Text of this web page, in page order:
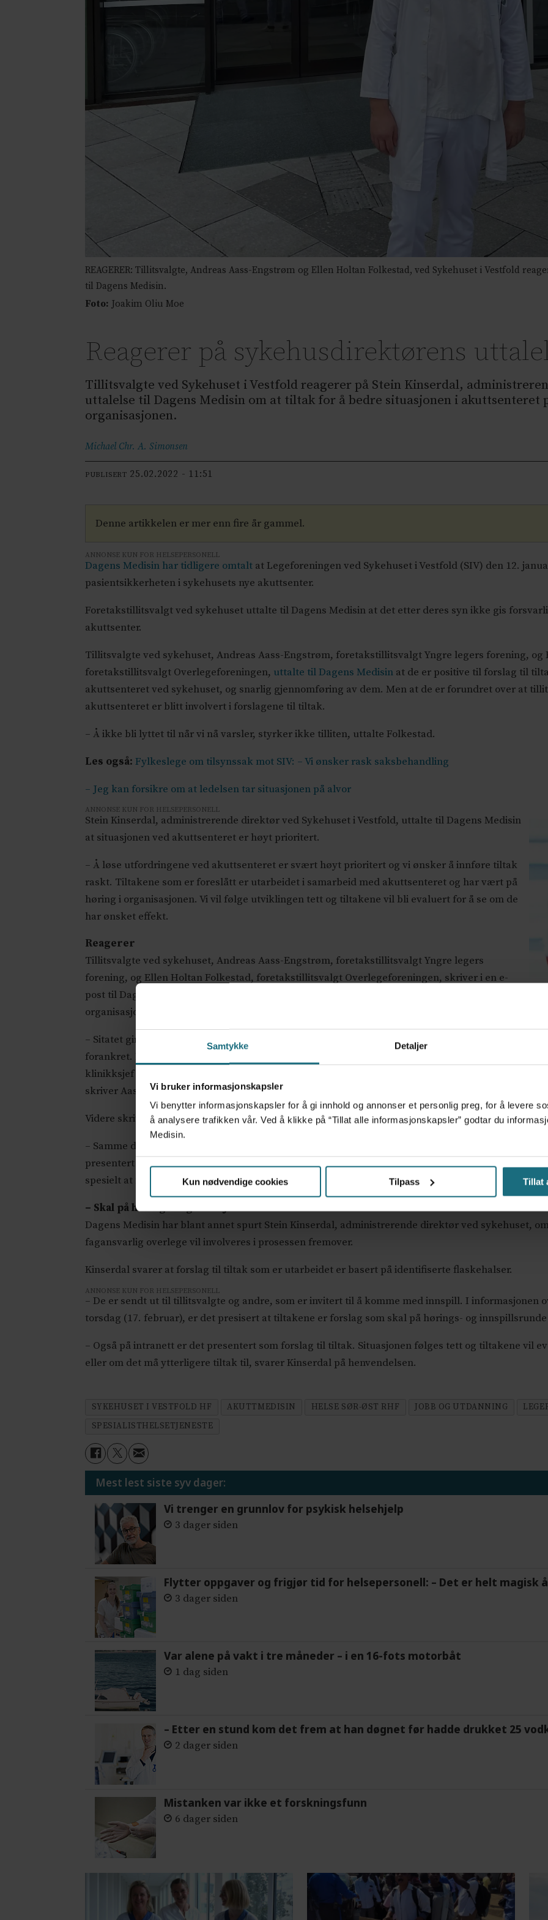
Samtykke Detaljer
Vi bruker informasjonskapsler
Vi benytter informasjonskapsler for å gi innhold og annonser et personlig preg, for å levere
å analysere trafikken vår. Ved å klikke på “Tillat alle informasjonskapsler” godtar du
Medisin.
Kun nødvendige cookies Tilpass Tillat
REAGERER: Tillitsvalgte, Andreas Aass-Engstrøm og Ellen Holtan Folkestad, ved Sykehuset i Vestfold
til Dagens Medisin.
Foto: Joakim Oliu Moe
Reagerer på sykehusdirektørens
Tillitsvalgte ved Sykehuset i Vestfold reagerer på Stein Kinserdal,
uttalelse til Dagens Medisin om at tiltak for å bedre situasjonen i akuttsenteret
organisasjonen.
Michael Chr. A. Simonsen
PUBLISERT 25.02.2022 - 11:51
Denne artikkelen er mer enn fire år gammel.
ANNONSE KUN FOR HELSEPERSONELL
Dagens Medisin har tidligere omtalt at Legeforeningen ved Sykehuset i Vestfold (SIV) den 12.
pasientsikkerheten i sykehusets nye akuttsenter.
Foretakstillitsvalgt ved sykehuset uttalte til Dagens Medisin at det etter deres syn ikke gis
akuttsenter.
Tillitsvalgte ved sykehuset, Andreas Aass-Engstrøm, foretakstillitsvalgt Yngre legers forening, og
foretakstillitsvalgt Overlegeforeningen, uttalte til Dagens Medisin at de er positive til forslag til
akuttsenteret ved sykehuset, og snarlig gjennomføring av dem. Men at de er forundret over at
akuttsenteret er blitt involvert i forslagene til tiltak.
– Å ikke bli lyttet til når vi nå varsler, styrker ikke tilliten, uttalte Folkestad.
Les også:Fylkeslege om tilsynssak mot SIV: – Vi ønsker rask saksbehandling
– Jeg kan forsikre om at ledelsen tar situasjonen på alvor
ANNONSE KUN FOR HELSEPERSONELL
Stein Kinserdal, administrerende direktør ved Sykehuset i Vestfold, uttalte til Dagens Medisin
at situasjonen ved akuttsenteret er høyt prioritert.
– Å løse utfordringene ved akuttsenteret er svært høyt prioritert og vi ønsker å innføre tiltak
raskt. Tiltakene som er foreslått er utarbeidet i samarbeid med akuttsenteret og har vært på
høring i organisasjonen. Vi vil følge utviklingen tett og tiltakene vil bli evaluert for å se om de
har ønsket effekt.
Reagerer
Tillitsvalgte ved sykehuset, Andreas Aass-Engstrøm, foretakstillitsvalgt Yngre legers
forening, og Ellen Holtan Folkestad, foretakstillitsvalgt Overlegeforeningen, skriver i en e-
post til Dagens Medisin at det ikke medfører riktighet at tiltakene har vært på høring i
organisasjonen.
– Sitatet gir inntrykk av at tiltakende har vært på høring, og at det som presenteres er bredt
forankret. Klinikkledelsen forslag til tiltakspakke ble sendt ut torsdag sist uke, hvor
klinikksjef i den anledning åpnet for tilbakemeldinger fra blant annet Legeforeningen,
skriver Aass-Engstrøm og Folkestad.
Videre skriver dem:
– Samme dag ble tiltakene også oversendt Helse Sør-Øst. Tiltakspakken ble allerede fredag
presentert på intranett og distribuert ut til de ansatte som om dette var tiltakene. Det er også
spesielt at fagansvarlig overlege i akuttsenteret ikke har vært involvert i prosessen.
– Skal på høring i organisasjonen
Dagens Medisin har blant annet spurt Stein Kinserdal, administrerende direktør ved sykehuset,
fagansvarlig overlege vil involveres i prosessen fremover.
Kinserdal svarer at forslag til tiltak som er utarbeidet er basert på identifiserte flaskehalser.
ANNONSE KUN FOR HELSEPERSONELL
– De er sendt ut til tillitsvalgte og andre, som er invitert til å komme med innspill. I informasjonen
torsdag (17. februar), er det presisert at tiltakene er forslag som skal på hørings- og
– Også på intranett er det presentert som forslag til tiltak. Situasjonen følges tett og tiltakene vil
eller om det må ytterligere tiltak til, svarer Kinserdal på henvendelsen.
SYKEHUSET I VESTFOLD HF AKUTTMEDISIN HELSE SØR-ØST RHF JOBB OG UTDANNING
SPESIALISTHELSETJENESTE
Mest lest siste syv dager:
Vi trenger en grunnlov for psykisk helsehjelp
3 dager siden
Flytter oppgaver og frigjør tid for helsepersonell: – Det er helt magisk
3 dager siden
Var alene på vakt i tre måneder – i en 16-fots motorbåt
1 dag siden
– Etter en stund kom det frem at han døgnet før hadde drukket 25
2 dager siden
Mistanken var ikke et forskningsfunn
6 dager siden